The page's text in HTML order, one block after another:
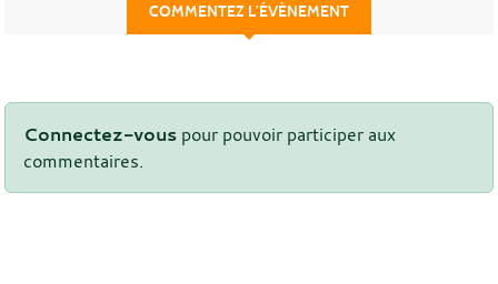
COMMENTEZ L’ÉVÈNEMENT
Connectez-vous pour pouvoir participer aux
commentaires.